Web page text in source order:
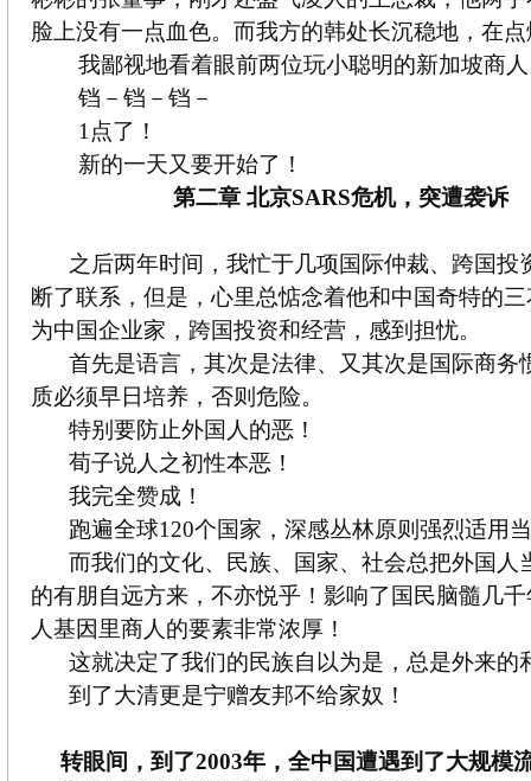
脸上没有一点血色。而我方的韩处长沉稳地，在
我鄙视地看着眼前两位玩小聪明的新加坡商
铛－铛－铛－
1点了！
新的一天又要开始了！
第二章 北京SARS危机，突遭袭诉
之后两年时间，我忙于几项国际仲裁、跨国投
断了联系，但是，心里总惦念着他和中国奇特的
为中国企业家，跨国投资和经营，感到担忧。
首先是语言，其次是法律、又其次是国际商务
质必须早日培养，否则危险。
特别要防止外国人的恶！
荀子说人之初性本恶！
我完全赞成！
跑遍全球120个国家，深感丛林原则强烈适用
而我们的文化、民族、国家、社会总把外国人
的有朋自远方来，不亦悦乎！影响了国民脑髓几
人基因里商人的要素非常浓厚！
这就决定了我们的民族自以为是，总是外来的
到了大清更是宁赠友邦不给家奴！
转眼间，到了2003年，全中国遭遇到了大规模